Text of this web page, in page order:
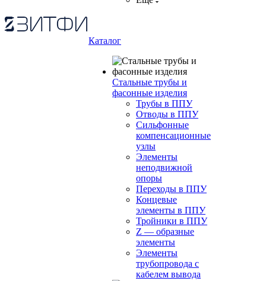
Каталог
Стальные трубы и
фасонные изделия
Трубы в ППУ
Отводы в ППУ
Сильфонные
компенсационные
узлы
Элементы
неподвижной
опоры
Переходы в ППУ
Концевые
элементы в ППУ
Тройники в ППУ
Z — образные
элементы
Элементы
трубопровода с
кабелем вывода